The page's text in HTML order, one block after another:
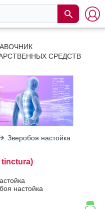
СРЕДСТВ
Зверобоя настойка
tinctura)
настойка